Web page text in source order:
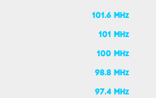
101.6 MHz
101 MHz
100 MHz
98.8 MHz
97.4 MHz